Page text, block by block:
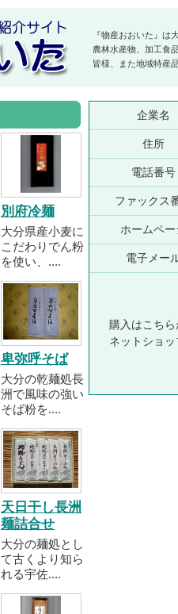
『物産おおいた』は
農林水産物、加工食
皆様、また地域特産
別府冷麺
大分県産小麦に
こだわりでん粉
を使い、....
卑弥呼そば
大分の乾麺処長
洲で風味の強い
そば粉を....
天日干し長洲
麺詰合せ
大分の麺処とし
て古くより知ら
れる宇佐....
企業名
住所
電話番号
ファックス
ホームペー
電子メー
購入はこちら
ネットショッ